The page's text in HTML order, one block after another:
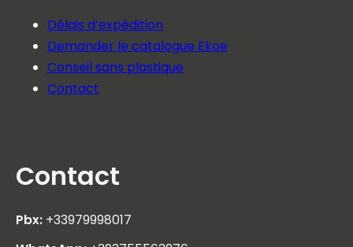
Délais d’expédition
Demander le catalogue Ekoe
Conseil sans plastique
Contact
Contact
Pbx: +33979998017